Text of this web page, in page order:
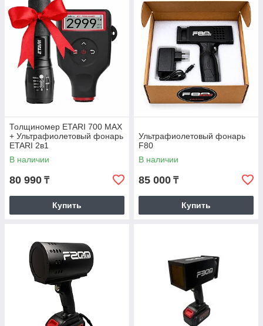
Толщиномер ETARI 700 MAX
+ Ультрафиолетовый фонарь
ETARI 2в1
В наличии
80 990 ₸
Купить
Ультрафиолетовый фонарь
F80
В наличии
85 000 ₸
Купить